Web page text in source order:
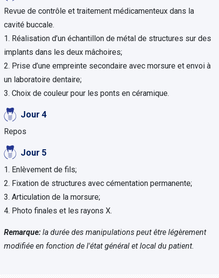
Revue de contrôle et traitement médicamenteux dans la
cavité buccale.
1. Réalisation d’un échantillon de métal de structures sur des
implants dans les deux mâchoires;
2. Prise d’une empreinte secondaire avec morsure et envoi à
un laboratoire dentaire;
3. Choix de couleur pour les ponts en céramique.
Jour 4
Repos
Jour 5
1. Enlèvement de fils;
2. Fixation de structures avec cémentation permanente;
3. Articulation de la morsure;
4. Photo finales et les rayons X.
Remarque: la durée des manipulations peut être légèrement
modifiée en fonction de l'état général et local du patient.